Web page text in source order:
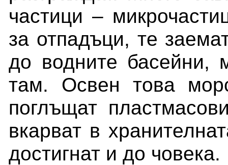
частици –
за отпадъци, те
до водните басейни,
там. Освен това
поглъщат
вкарват в
достигнат и до човека.